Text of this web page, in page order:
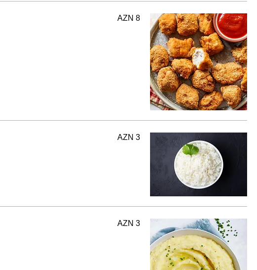
AZN 8
AZN 3
AZN 3